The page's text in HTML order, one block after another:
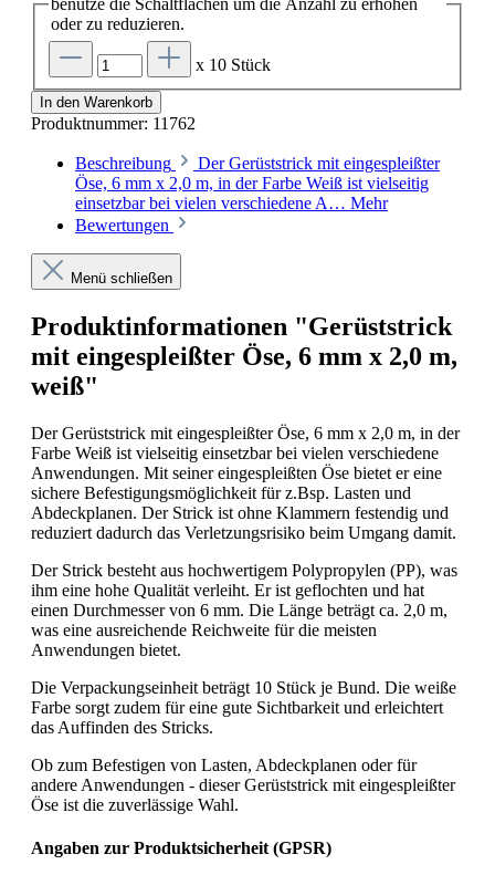
benutze die Schaltflächen um die Anzahl zu erhöhen
oder zu reduzieren.
x 10 Stück
In den Warenkorb
Produktnummer: 11762
Beschreibung
Der Gerüststrick mit eingespleißter
Öse, 6 mm x 2,0 m, in der Farbe Weiß ist vielseitig
einsetzbar bei vielen verschiedene A… Mehr
Bewertungen
Menü schließen
Produktinformationen "Gerüststrick
mit eingespleißter Öse, 6 mm x 2,0 m,
weiß"
Der Gerüststrick mit eingespleißter Öse, 6 mm x 2,0 m, in der
Farbe Weiß ist vielseitig einsetzbar bei vielen verschiedene
Anwendungen. Mit seiner eingespleißten Öse bietet er eine
sichere Befestigungsmöglichkeit für z.Bsp. Lasten und
Abdeckplanen. Der Strick ist ohne Klammern festendig und
reduziert dadurch das Verletzungsrisiko beim Umgang damit.
Der Strick besteht aus hochwertigem Polypropylen (PP), was
ihm eine hohe Qualität verleiht. Er ist geflochten und hat
einen Durchmesser von 6 mm. Die Länge beträgt ca. 2,0 m,
was eine ausreichende Reichweite für die meisten
Anwendungen bietet.
Die Verpackungseinheit beträgt 10 Stück je Bund. Die weiße
Farbe sorgt zudem für eine gute Sichtbarkeit und erleichtert
das Auffinden des Stricks.
Ob zum Befestigen von Lasten, Abdeckplanen oder für
andere Anwendungen - dieser Gerüststrick mit eingespleißter
Öse ist die zuverlässige Wahl.
Angaben zur Produktsicherheit (GPSR)